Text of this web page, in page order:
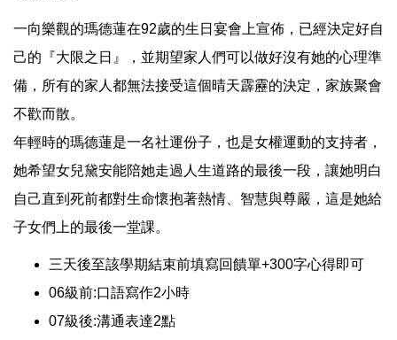
一向樂觀的瑪德蓮在92歲的生日宴會上宣佈，已經決定好自
己的『大限之日』，並期望家人們可以做好沒有她的心理準
備，所有的家人都無法接受這個晴天霹靂的決定，家族聚會
不歡而散。
年輕時的瑪德蓮是一名社運份子，也是女權運動的支持者，
她希望女兒黛安能陪她走過人生道路的最後一段，讓她明白
自己直到死前都對生命懷抱著熱情、智慧與尊嚴，這是她給
子女們上的最後一堂課。
三天後至該學期結束前填寫回饋單+300字心得即可
06級前:口語寫作2小時
07級後:溝通表達2點